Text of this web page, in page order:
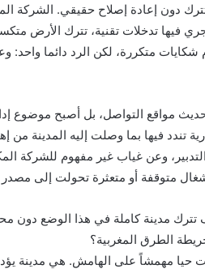
دون إعادة إصلاح حقيقي. الشركة
فيها تدخلات تقنية، تترك الأرض
متكررة، لكن الرد دائما واحد:
مواقع التواصل، بل أصبح موضوع
تندد فيها بما وصلت إليه المدينة من
وعن غياب غير مفهوم للشركة
متوقفة أو متعثرة تحولت إلى مصدر
تترك مدينة كاملة في هذا الوضع
الطرق المغربية؟
حيا مهمشاً على الهامش. هي مدينة